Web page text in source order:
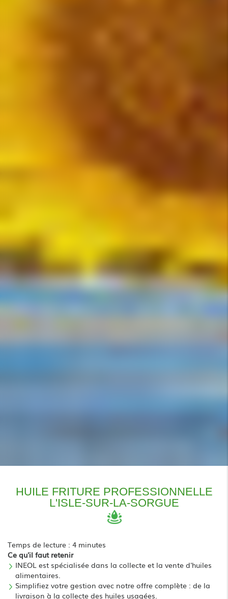
HUILE FRITURE PROFESSIONNELLE
L'ISLE-SUR-LA-SORGUE
Temps de lecture : 4 minutes
Ce qu'il faut retenir
INEOL est spécialisée dans la collecte et la vente d'huiles
alimentaires.
Simplifiez votre gestion avec notre offre complète : de la
livraison à la collecte des huiles usagées.